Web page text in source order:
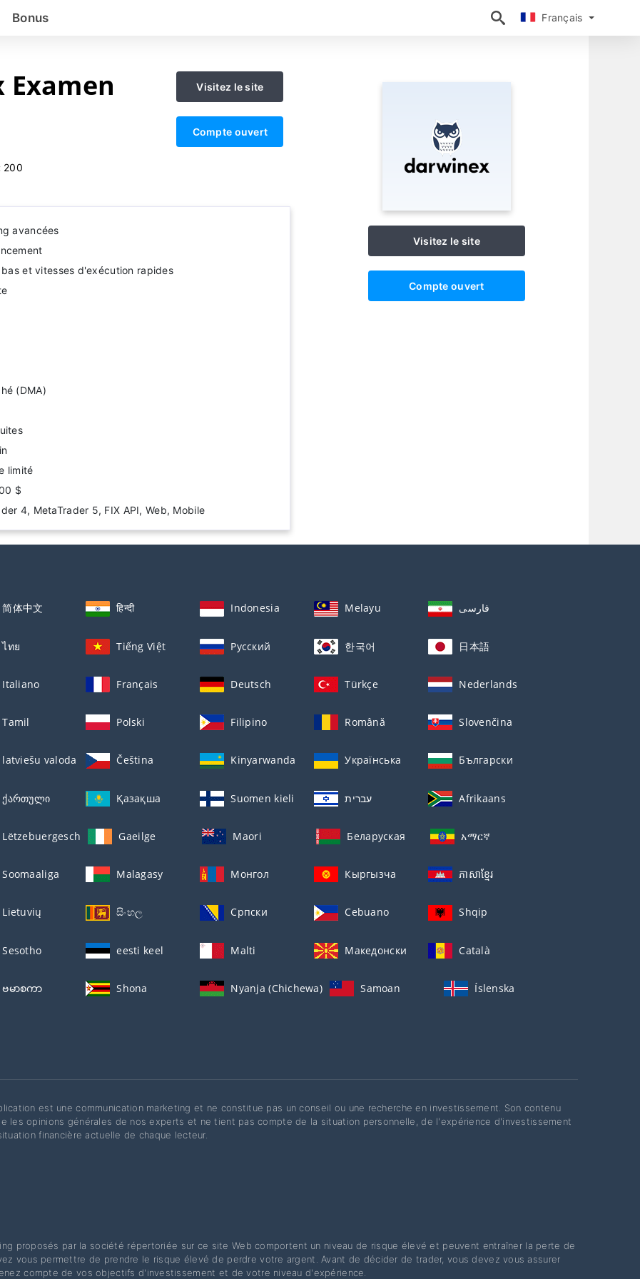
Français
Bonus Français
200
Visitez le site
Compte ouvert
avancées
et vitesses d'exécution rapides
(DMA)
limité
$
4, MetaTrader 5, FIX API, Web, Mobile
Visitez le site
Compte ouvert
简体中文 हिन्दी Indonesia Melayu فارسی
ไทย Tiếng Việt Русский 한국어 日本語
Italiano Français Deutsch Türkçe Nederlands
Tamil Polski Filipino Română Slovenčina
latviešu valoda Čeština Kinyarwanda Українська Български
ქართული Қазақша Suomen kieli עברית Afrikaans
Lëtzebuergesch Gaeilge Maori Беларуская አማርኛ
Soomaaliga Malagasy Монгол Кыргызча ភាសាខ្មែរ
Lietuvių සිංහල Српски Cebuano Shqip
Sesotho eesti keel Malti Македонски Català
ဗမာစကာ Shona Nyanja (Chichewa) Samoan Íslenska
est une communication marketing et ne constitue pas un conseil ou une recherche en investissement. Son contenu
les opinions générales de nos experts et ne tient pas compte de la situation personnelle, de l'expérience d'investissement
financière actuelle de chaque lecteur.
proposés par la société répertoriée sur ce site Web comportent un niveau de risque élevé et peuvent entraîner la perte de
vous permettre de prendre le risque élevé de perdre votre argent. Avant de décider de trader, vous devez vous assurer
compte de vos objectifs d'investissement et de votre niveau d'expérience.